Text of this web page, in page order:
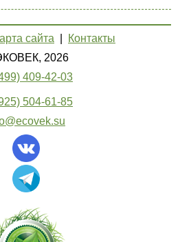
сайта
Контакты
2026
409-42-03
504-61-85